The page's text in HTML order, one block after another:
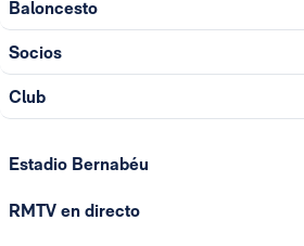
Baloncesto
Socios
Club
Estadio Bernabéu
RMTV en directo